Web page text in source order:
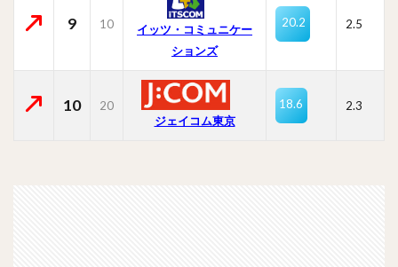
9 10
イッツ・コミュニケー
ションズ
20.2 2.5
10
20
ジェイコム東京
18.6 2.3